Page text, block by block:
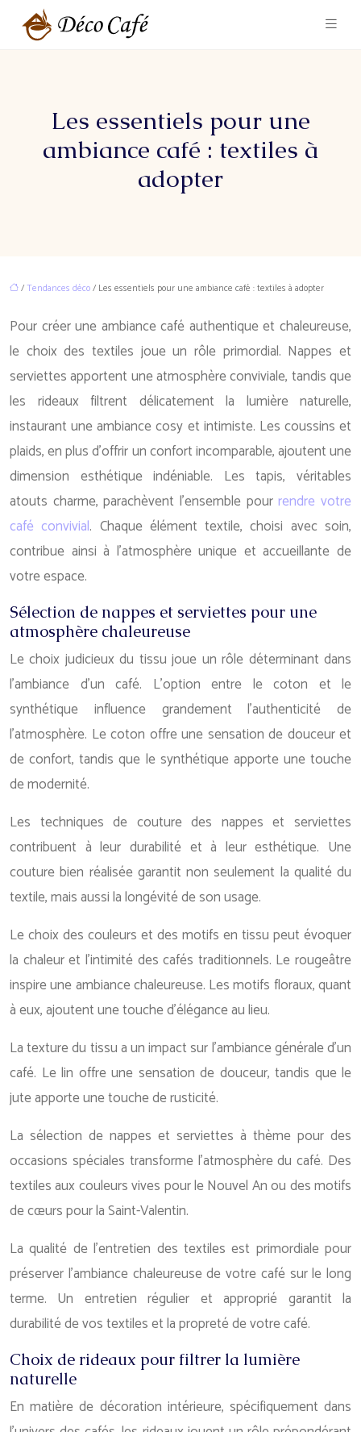
Les essentiels pour une
ambiance café : textiles à
adopter
/Tendances déco/ Les essentiels pour une ambiance café : textiles à adopter
Pour créer une ambiance café authentique et chaleureuse,
le choix des textiles joue un rôle primordial. Nappes et
serviettes apportent une atmosphère conviviale, tandis que
les rideaux filtrent délicatement la lumière naturelle,
instaurant une ambiance cosy et intimiste. Les coussins et
plaids, en plus d’offrir un confort incomparable, ajoutent une
dimension esthétique indéniable. Les tapis, véritables
atouts charme, parachèvent l’ensemble pourrendre votre
café convivial. Chaque élément textile, choisi avec soin,
contribue ainsi à l’atmosphère unique et accueillante de
votre espace.
Sélection de nappes et serviettes pour une
atmosphère chaleureuse
Le choix judicieux du tissu joue un rôle déterminant dans
l’ambiance d’un café. L’option entre le coton et le
synthétique influence grandement l’authenticité de
l’atmosphère. Le coton offre une sensation de douceur et
de confort, tandis que le synthétique apporte une touche
de modernité.
Les techniques de couture des nappes et serviettes
contribuent à leur durabilité et à leur esthétique. Une
couture bien réalisée garantit non seulement la qualité du
textile, mais aussi la longévité de son usage.
Le choix des couleurs et des motifs en tissu peut évoquer
la chaleur et l’intimité des cafés traditionnels. Le rougeâtre
inspire une ambiance chaleureuse. Les motifs floraux, quant
à eux, ajoutent une touche d’élégance au lieu.
La texture du tissu a un impact sur l’ambiance générale d’un
café. Le lin offre une sensation de douceur, tandis que le
jute apporte une touche de rusticité.
La sélection de nappes et serviettes à thème pour des
occasions spéciales transforme l’atmosphère du café. Des
textiles aux couleurs vives pour le Nouvel An ou des motifs
de cœurs pour la Saint-Valentin.
La qualité de l’entretien des textiles est primordiale pour
préserver l’ambiance chaleureuse de votre café sur le long
terme. Un entretien régulier et approprié garantit la
durabilité de vos textiles et la propreté de votre café.
Choix de rideaux pour filtrer la lumière
naturelle
En matière de décoration intérieure, spécifiquement dans